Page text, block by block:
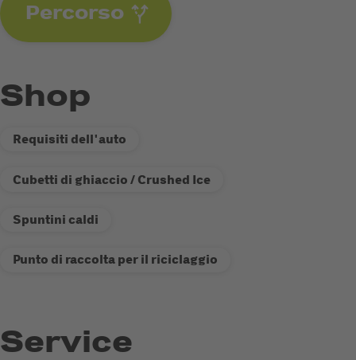
Percorso
Shop
Requisiti dell'auto
Cubetti di ghiaccio / Crushed Ice
Spuntini caldi
Punto di raccolta per il riciclaggio
Service